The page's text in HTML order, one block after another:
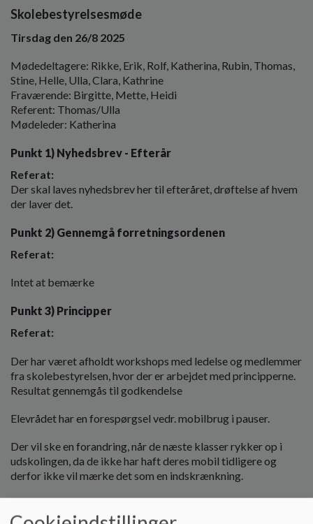
Skolebestyrelsesmøde
Tirsdag den 26/8 2025
Mødedeltagere: Rikke, Erik, Rolf, Katherina, Rubin, Thomas,
Stine, Helle, Ulla, Clara, Kathrine
Fraværende: Birgitte, Mette, Heidi
Referent: Thomas/Ulla
Mødeleder: Katherina
Punkt 1) Nyhedsbrev - Efterår
Referat:
Der skal laves nyhedsbrev her til efteråret, drøftelse af hvem
der laver det.
Punkt 2) Gennemgå forretningsordenen
Referat:
Intet at bemærke
Punkt 3) Principper
Referat:
Der har været afholdt workshops med ledelse og medlemmer
fra skolebestyrelsen, hvor der er arbejdet med principperne.
Resultat gennemgås til godkendelse
Elevrådet har en forespørgsel vedr. mobilbrug i pauser.
Der vil ske en forandring, når de næste klasser rykker op i
udskolingen, da de ikke har haft deres mobil tidligere og
derfor ikke vil mærke det som en indskrænkning.